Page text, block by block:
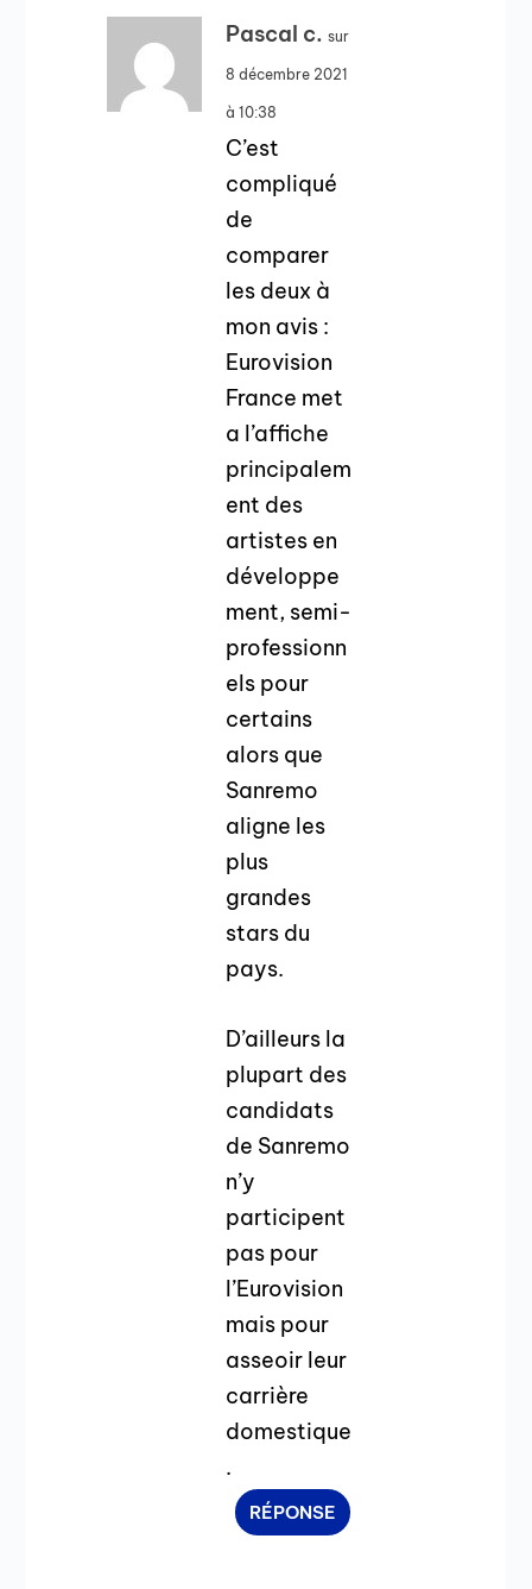
Pascal c. sur
8 décembre 2021
à 10:38
C’est
compliqué
de
comparer
les deux à
mon avis :
Eurovision
France met
a l’affiche
principalem
ent des
artistes en
développe
ment, semi-
professionn
els pour
certains
alors que
Sanremo
aligne les
plus
grandes
stars du
pays.
D’ailleurs la
plupart des
candidats
de Sanremo
n’y
participent
pas pour
l’Eurovision
mais pour
asseoir leur
carrière
domestique
.
RÉPONSE